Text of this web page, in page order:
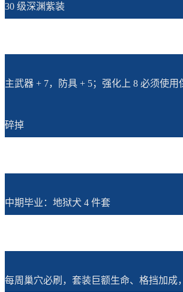
30 级深渊紫装
主武器 + 7，防具 + 5；强化上 8 必须使
碎掉
中期毕业：地狱犬 4 件套
每周巢穴必刷，套装巨额生命、格挡加成